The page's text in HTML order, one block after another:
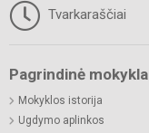
Tvarkaraščiai
Pagrindinė mokykla
Mokyklos istorija
Ugdymo aplinkos